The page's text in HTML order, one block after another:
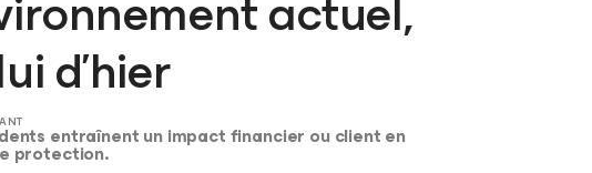
d’hier
entraînent un impact financier ou client en
protection.